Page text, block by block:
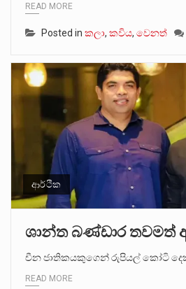
READ MORE
Posted in කලා, කවිය, වෙනත්
ආර්ථික
ශාන්ත බණ්ඩාර තවමත්
චීන ජාතිකයකුගෙන් රුපියල් කෝටි
READ MORE